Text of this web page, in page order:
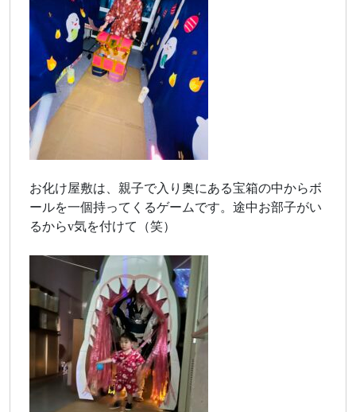
お化け屋敷は、親子で入り奥にある宝箱の中からボ
ールを一個持ってくるゲームです。途中お部子がい
るからv気を付けて（笑）